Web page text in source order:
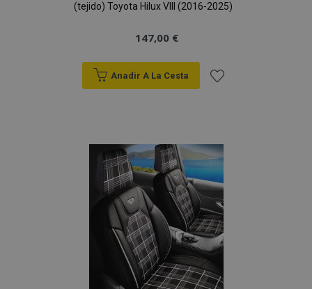
(tejido) Toyota Hilux VIII (2016-2025)
147,00 €
Anadir A La Cesta
Lista
de
Deseos